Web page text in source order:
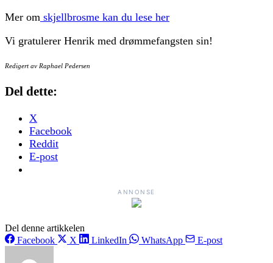
Mer om skjellbrosme kan du lese her
Vi gratulerer Henrik med drømmefangsten sin!
Redigert av Raphael Pedersen
Del dette:
X
Facebook
Reddit
E-post
ANNONSE
Del denne artikkelen
Facebook
X LinkedIn WhatsApp E-post